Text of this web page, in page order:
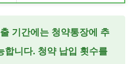
기간에는 청약통장에 추
합니다. 청약 납입 횟수를